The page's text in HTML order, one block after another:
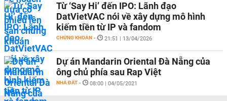
Từ ‘Say Hi’ đến IPO: Lãnh đạo
DatVietVAC nói về xây dựng mô hình
kiếm tiền từ IP và fandom
CHỨNG KHOÁN - 21:51 | 13/04/2026
Dự án Mandarin Oriental Đà Nẵng của
ông chủ phía sau Rap Việt
NHÀ ĐẤT - 08:00 | 04/05/2021